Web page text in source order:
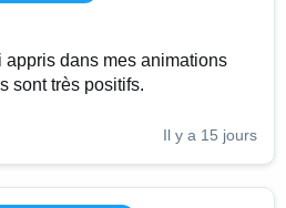
appris dans mes animations
sont très positifs.
Il y a 15 jours